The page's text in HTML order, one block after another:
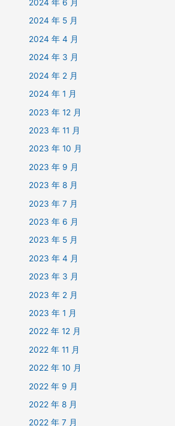
2024 年 6 月
2024 年 5 月
2024 年 4 月
2024 年 3 月
2024 年 2 月
2024 年 1 月
2023 年 12 月
2023 年 11 月
2023 年 10 月
2023 年 9 月
2023 年 8 月
2023 年 7 月
2023 年 6 月
2023 年 5 月
2023 年 4 月
2023 年 3 月
2023 年 2 月
2023 年 1 月
2022 年 12 月
2022 年 11 月
2022 年 10 月
2022 年 9 月
2022 年 8 月
2022 年 7 月